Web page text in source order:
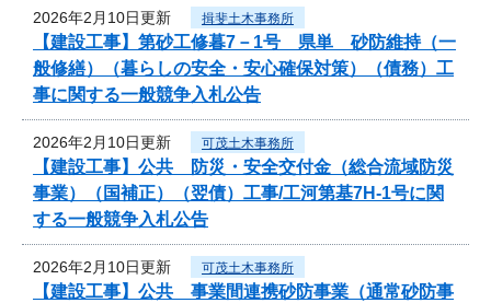
2026年2月10日更新 揖斐土木事務所
【建設工事】第砂工修暮7－1号 県単 砂防維持（一
般修繕）（暮らしの安全・安心確保対策）（債務）工
事に関する一般競争入札公告
2026年2月10日更新 可茂土木事務所
【建設工事】公共 防災・安全交付金（総合流域防災
事業）（国補正）（翌債）工事/工河第基7H-1号に関
する一般競争入札公告
2026年2月10日更新 可茂土木事務所
【建設工事】公共 事業間連携砂防事業（通常砂防事